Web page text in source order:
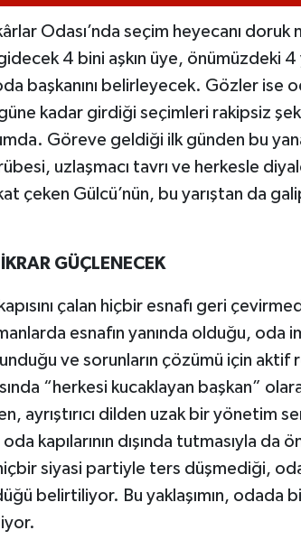
Odası’nda seçim heyecanı doruk
4 bini aşkın üye, önümüzdeki 4
başkanını belirleyecek. Gözler ise
kadar girdiği seçimleri rakipsiz
Göreve geldiği ilk günden bu
uzlaşmacı tavrı ve herkesle
çeken Gülcü’nün, bu yarıştan da
GÜÇLENECEK
çalan hiçbir esnafı geri
esnafın yanında olduğu, oda
ve sorunların çözümü için aktif
“herkesi kucaklayan başkan”
ayrıştırıcı dilden uzak bir yönetim
kapılarının dışında tutmasıyla da
siyasi partiyle ters düşmediği,
belirtiliyor. Bu yaklaşımın, odada